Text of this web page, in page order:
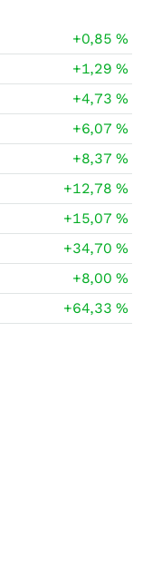
+0,85%
+1,29%
+4,73%
+6,07%
+8,37%
+12,78%
+15,07%
+34,70%
+8,00%
+64,33%